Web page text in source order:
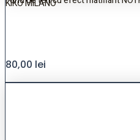
KIKO MILANO
80,00 lei